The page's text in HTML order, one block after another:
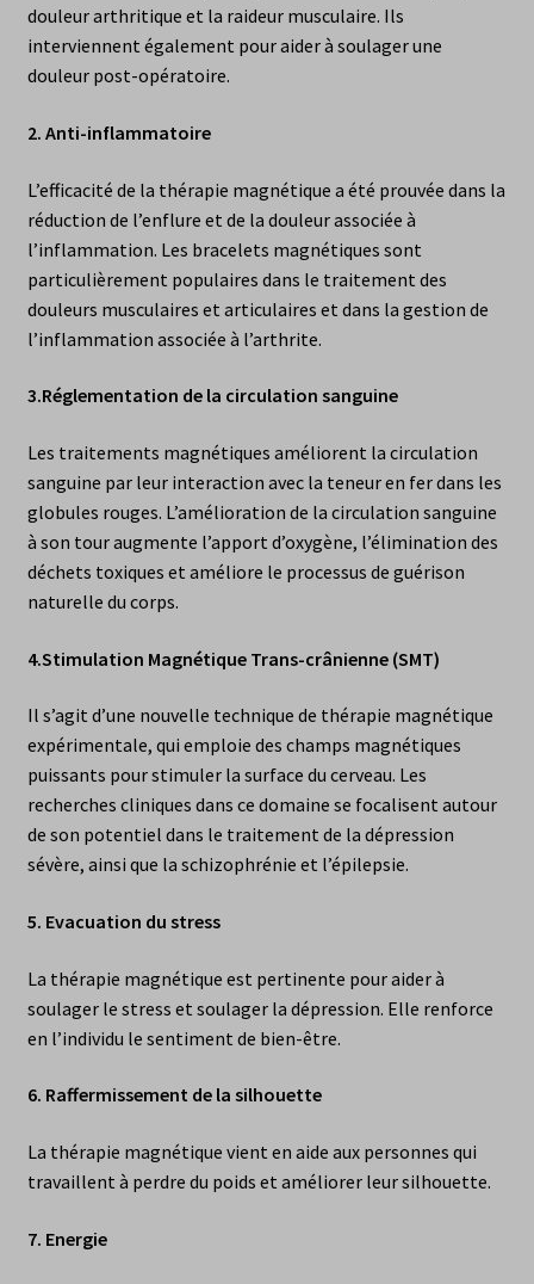
douleur arthritique et la raideur musculaire. Ils
interviennent également pour aider à soulager une
douleur post-opératoire.
2. Anti-inflammatoire
L’efficacité de la thérapie magnétique a été prouvée dans la
réduction de l’enflure et de la douleur associée à
l’inflammation. Les bracelets magnétiques sont
particulièrement populaires dans le traitement des
douleurs musculaires et articulaires et dans la gestion de
l’inflammation associée à l’arthrite.
3.Réglementation de la circulation sanguine
Les traitements magnétiques améliorent la circulation
sanguine par leur interaction avec la teneur en fer dans les
globules rouges. L’amélioration de la circulation sanguine
à son tour augmente l’apport d’oxygène, l’élimination des
déchets toxiques et améliore le processus de guérison
naturelle du corps.
4.Stimulation Magnétique Trans-crânienne (SMT)
Il s’agit d’une nouvelle technique de thérapie magnétique
expérimentale, qui emploie des champs magnétiques
puissants pour stimuler la surface du cerveau. Les
recherches cliniques dans ce domaine se focalisent autour
de son potentiel dans le traitement de la dépression
sévère, ainsi que la schizophrénie et l’épilepsie.
5. Evacuation du stress
La thérapie magnétique est pertinente pour aider à
soulager le stress et soulager la dépression. Elle renforce
en l’individu le sentiment de bien-être.
6. Raffermissement de la silhouette
La thérapie magnétique vient en aide aux personnes qui
travaillent à perdre du poids et améliorer leur silhouette.
7. Energie